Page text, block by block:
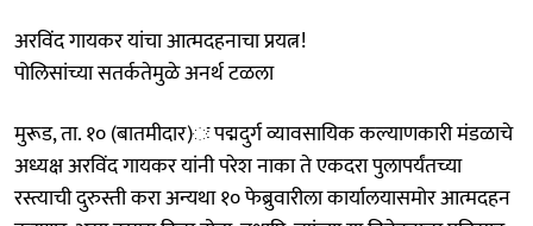
अरविंद गायकर यांचा आत्मदहनाचा प्रयत्न!
पोलिसांच्या सतर्कतेमुळे अनर्थ टळला
मुरूड, ता. १० (बातमीदार)ः पद्मदुर्ग व्यावसायिक कल्याणकारी मंडळाचे
अध्यक्ष अरविंद गायकर यांनी परेश नाका ते एकदरा पुलापर्यंतच्या
रस्त्याची दुरुस्ती करा अन्यथा १० फेब्रुवारीला कार्यालयासमोर आत्मदहन